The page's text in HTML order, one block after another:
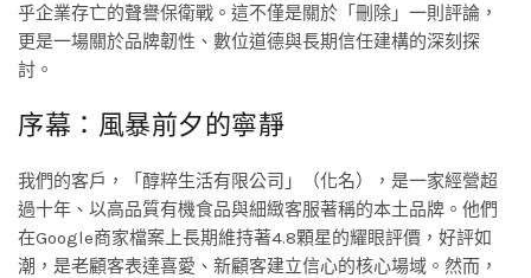
乎企業存亡的聲譽保衛戰。這不僅是關於「刪除」一則評論，
更是一場關於品牌韌性、數位道德與長期信任建構的深刻探
討。
序幕：風暴前夕的寧靜
我們的客戶，「醇粹生活有限公司」（化名），是一家經營超
過十年、以高品質有機食品與細緻客服著稱的本土品牌。他們
在Google商家檔案上長期維持著4.8顆星的耀眼評價，好評如
潮，是老顧客表達喜愛、新顧客建立信心的核心場域。然而，